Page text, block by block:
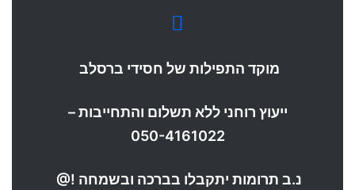
מוקד התפילות של חסידי ברסלב
ייעוץ רוחני ללא תשלום והתחייבות –
050-4161022
נ.ב תרומות יתקבלו בברכה ובשמחה !@